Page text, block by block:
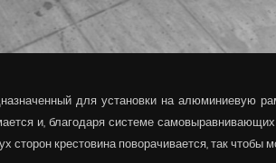
для установки на алюминиевую
и, благодаря системе
сторон крестовина поворачивается, так чтобы